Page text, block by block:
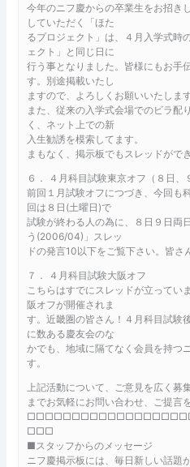
今年のニフ慶からの卒業生をお招き
していただく「ほた
るプロジェクト」は、４月入学式時
ェクト」と同じ日に
行う事となりました。皆様にもお手
す。別途掲載いたし
ますので、よろしくお願いいたします
また、従来の入学式会場でのビラ配
く、ネット上での新
入生勧誘を模索してます。
まもなく、掲示板でもスレッドがで
６． ４月科目試験東京オフ（８日、
前回１月試験オフにつづき、今回も
回は８日(土曜日)で
試験が終わる人の為に、８日９日両
う(2006/04)」スレッ
ドの発言10以下をご覧下さい。皆さ
７． ４月科目試験大阪オフ
こちらはすでにスレッドが立ってい
阪オフが開催されま
す。近畿圏の皆さん！４月科目試験
に数ある慶友会のな
かでも、地域に隔てなく会員を持つ
す。
上記活動について、ご意見を広く
までお気軽にお問い合わせ、ご提言
□□□
■スタッフからのメッセージ
ニフ慶掲示板には、毎日新しい話題